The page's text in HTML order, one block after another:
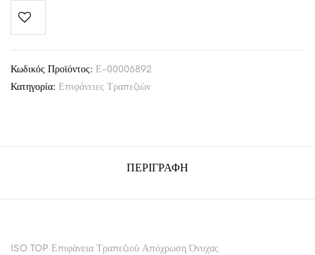
Κωδικός Προϊόντος: Ε-00006892
Κατηγορία: Επιφάνειες Τραπεζιών
ΠΕΡΙΓΡΑΦΉ
ISO TOP Επιφάνεια Τραπεζιού Απόχρωση Όνυχας